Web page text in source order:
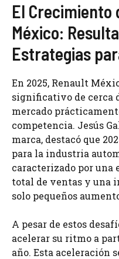
El Crecimiento
México:
Estrategias
En 2025, Renault
significativo de cerca
mercado
competencia. Jesús
marca, destacó que
para la industria
caracterizado por
total de ventas y una
solo pequeños
A pesar de estos
acelerar su ritmo a
año. Esta aceleración